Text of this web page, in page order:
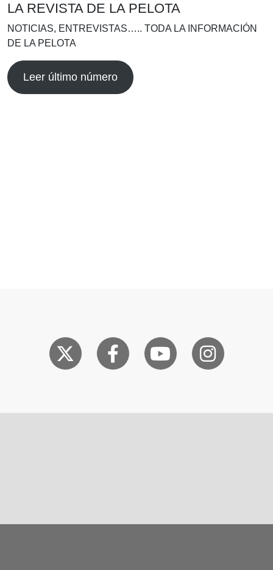
LA REVISTA DE LA PELOTA
NOTICIAS, ENTREVISTAS….. TODA LA INFORMACIÓN
DE LA PELOTA
Leer último número